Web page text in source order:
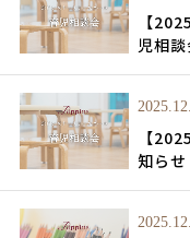
【
児相
【
知ら